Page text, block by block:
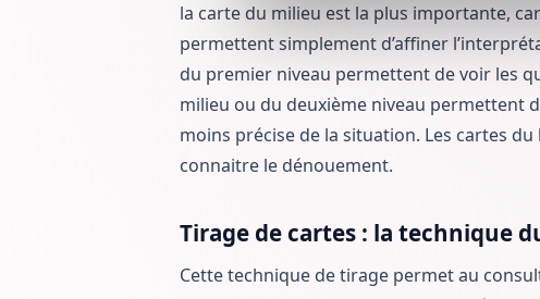
la carte du milieu est la plus importante,
permettent simplement d’affiner
du premier niveau permettent de voir les
milieu ou du deuxième niveau permettent
moins précise de la situation. Les cartes
connaitre le dénouement.
Tirage de cartes : la technique
Cette technique de tirage permet au